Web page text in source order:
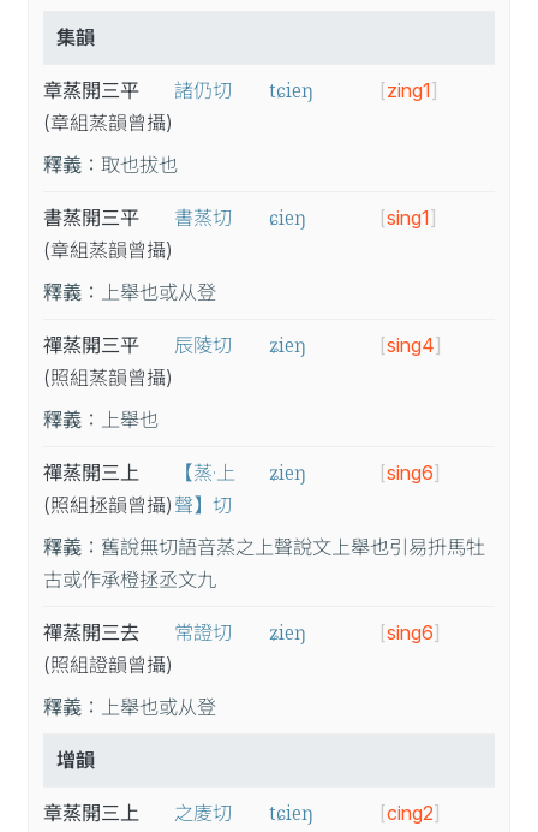
集韻
章蒸開三平
(章組蒸韻曾攝)
諸仍切 tɕieŋ [zing1]
釋義： 取也拔也
書蒸開三平
(章組蒸韻曾攝)
書蒸切 ɕieŋ [sing1]
釋義： 上舉也或从登
禪蒸開三平
(照組蒸韻曾攝)
辰陵切 ʑieŋ [sing4]
釋義： 上舉也
禪蒸開三上
(照組拯韻曾攝)
【蒸·上
聲】切
ʑieŋ [sing6]
釋義： 舊說無切語音蒸之上聲說文上舉也引易抍馬牡
古或作承橙拯丞文九
禪蒸開三去
(照組證韻曾攝)
常證切 ʑieŋ [sing6]
釋義： 上舉也或从登
增韻
章蒸開三上
之庱切 tɕieŋ [cing2]